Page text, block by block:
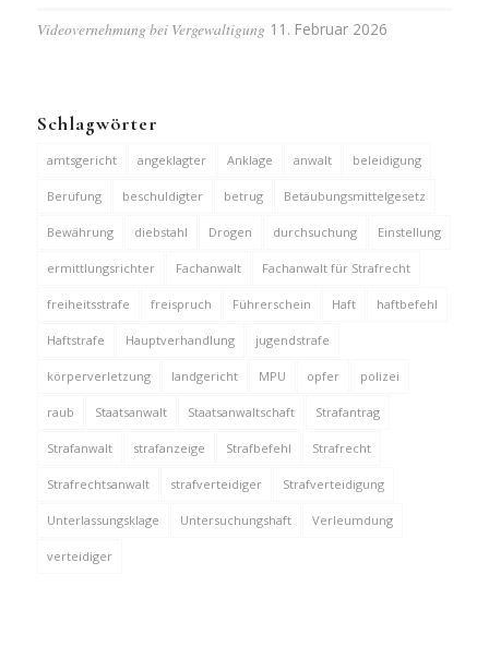
Videovernehmung bei Vergewaltigung 11. Februar 2026
Schlagwörter
amtsgericht angeklagter Anklage anwalt beleidigung
Berufung beschuldigter betrug Betäubungsmittelgesetz
Bewährung diebstahl Drogen durchsuchung Einstellung
ermittlungsrichter Fachanwalt Fachanwalt für Strafrecht
freiheitsstrafe freispruch Führerschein Haft haftbefehl
Haftstrafe Hauptverhandlung jugendstrafe
körperverletzung landgericht MPU opfer polizei
raub Staatsanwalt Staatsanwaltschaft Strafantrag
Strafanwalt strafanzeige Strafbefehl Strafrecht
Strafrechtsanwalt strafverteidiger Strafverteidigung
Unterlassungsklage Untersuchungshaft Verleumdung
verteidiger